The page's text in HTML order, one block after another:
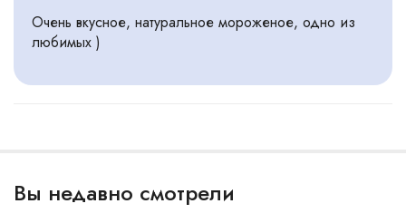
Очень вкусное, натуральное мороженое, одно из
любимых )
Вы недавно смотрели